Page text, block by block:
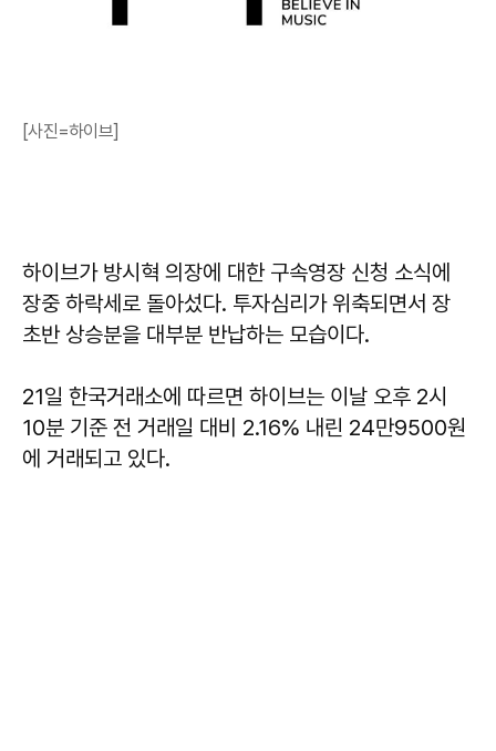
[사진=하이브]
하이브가 방시혁 의장에 대한 구속영장 신청 소식에
장중 하락세로 돌아섰다. 투자심리가 위축되면서 장
초반 상승분을 대부분 반납하는 모습이다.
21일 한국거래소에 따르면 하이브는 이날 오후 2시
10분 기준 전 거래일 대비 2.16% 내린 24만9500원
에 거래되고 있다.